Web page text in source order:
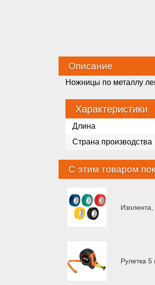
Описание
Ножницы по металлу
Характеристики
Длина
Страна производства
С этим товаром
Рулетка